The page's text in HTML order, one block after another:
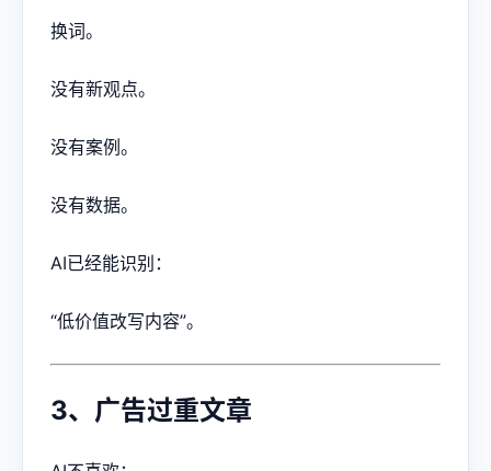
换词。
没有新观点。
没有案例。
没有数据。
AI已经能识别：
“低价值改写内容”。
3、广告过重文章